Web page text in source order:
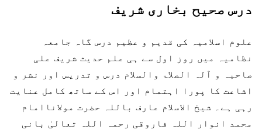
درس صحیح بخاری شریف
علوم اسلامیہ کی قدیم و عظیم درس گاہ جامعہ
نظامیہ میں روز اول سے ہی علم حدیث شریف علی
صاحبہ و آلہ الصلاۃ والسلام درس و تدریس اور نشر و
اشاعت کا پورا اہتمام اور اس کے ساتھ کامل عنایت
رہی ہے۔ شیخ الاسلام عارف باللہ حضرت مولاناامام
محمد انوار اللہ فاروقی رحمہ اللہ تعالیٰ بانی